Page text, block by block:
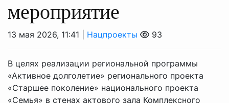
мероприятие
13 мая 2026, 11:41 | Нацпроекты 93
В целях реализации региональной программы
«Активное долголетие» регионального проекта
«Старшее поколение» национального проекта
«Семья» в стенах актового зала Комплексного